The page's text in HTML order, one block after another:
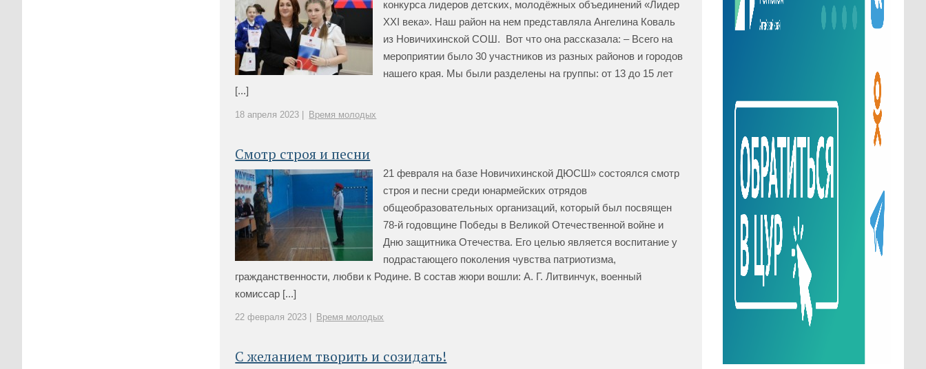
конкурса лидеров детских, молодёжных объединений «Лидер
XXI века». Наш район на нем представляла Ангелина Коваль
из Новичихинской СОШ. Вот что она рассказала: – Всего на
мероприятии было 30 участников из разных районов и городов
нашего края. Мы были разделены на группы: от 13 до 15 лет
[...]
18 апреля 2023 | Время молодых
Смотр строя и песни
21 февраля на базе Новичихинской ДЮСШ» состоялся смотр
строя и песни среди юнармейских отрядов
общеобразовательных организаций, который был посвящен
78-й годовщине Победы в Великой Отечественной войне и
Дню защитника Отечества. Его целью является воспитание у
подрастающего поколения чувства патриотизма,
гражданственности, любви к Родине. В состав жюри вошли: А. Г. Литвинчук, военный
комиссар [...]
22 февраля 2023 | Время молодых
С желанием творить и созидать!